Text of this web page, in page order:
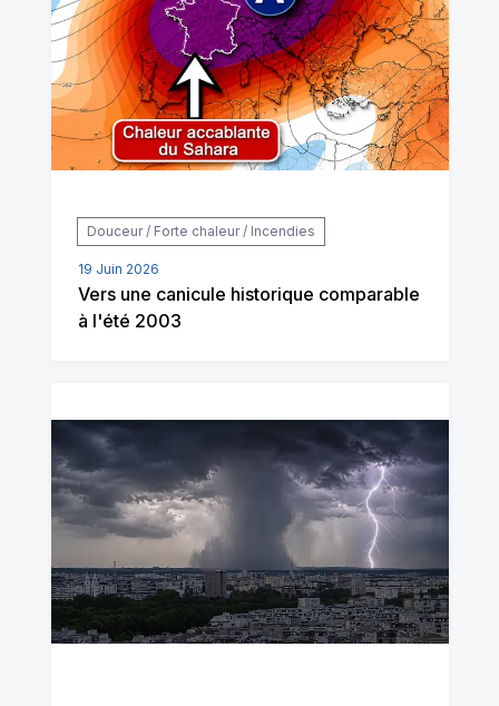
Douceur / Forte chaleur / Incendies
19 Juin 2026
Vers une canicule historique comparable
à l'été 2003